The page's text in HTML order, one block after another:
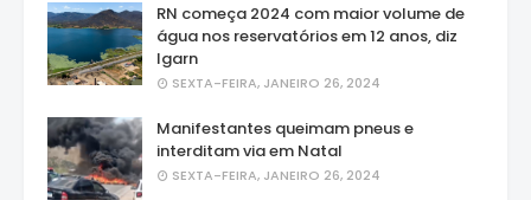
RN começa 2024 com maior volume de
água nos reservatórios em 12 anos, diz
Igarn
SEXTA-FEIRA, JANEIRO 26, 2024
Manifestantes queimam pneus e
interditam via em Natal
SEXTA-FEIRA, JANEIRO 26, 2024